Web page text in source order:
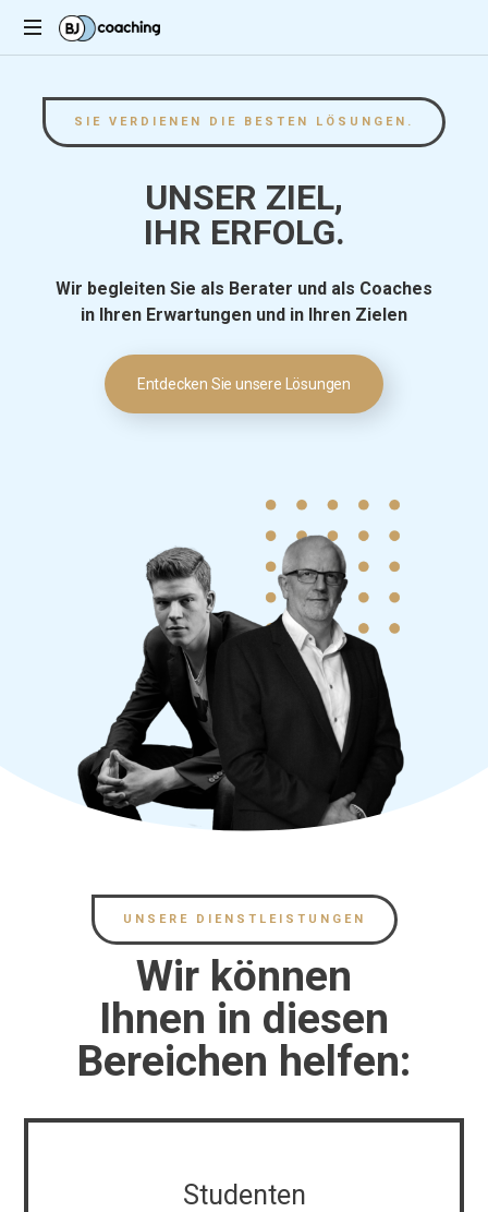
objectif,
votre
réussite
SIE VERDIENEN DIE BESTEN LÖSUNGEN.
UNSER ZIEL,
IHR ERFOLG.
Wir begleiten Sie als Berater und als Coaches
in Ihren Erwartungen und in Ihren Zielen
Entdecken Sie unsere Lösungen
UNSERE DIENSTLEISTUNGEN
Wir können
Ihnen in diesen
Bereichen helfen:
Studenten